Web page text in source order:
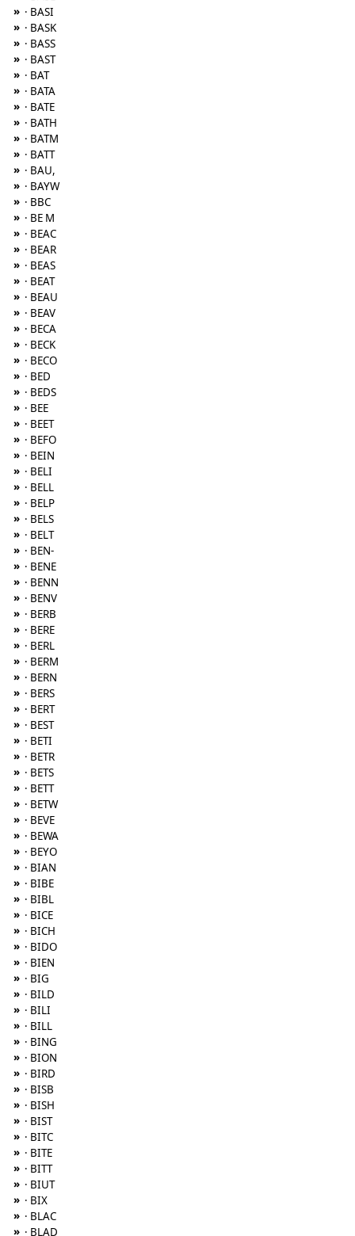
» · BASI
» · BASK
» · BASS
» · BAST
» · BAT
» · BATA
» · BATE
» · BATH
» · BATM
» · BATT
» · BAU,
» · BAYW
» · BBC
» · BE M
» · BEAC
» · BEAR
» · BEAS
» · BEAT
» · BEAU
» · BEAV
» · BECA
» · BECK
» · BECO
» · BED
» · BEDS
» · BEE
» · BEET
» · BEFO
» · BEIN
» · BELI
» · BELL
» · BELP
» · BELS
» · BELT
» · BEN-
» · BENE
» · BENN
» · BENV
» · BERB
» · BERE
» · BERL
» · BERM
» · BERN
» · BERS
» · BERT
» · BEST
» · BETI
» · BETR
» · BETS
» · BETT
» · BETW
» · BEVE
» · BEWA
» · BEYO
» · BIAN
» · BIBE
» · BIBL
» · BICE
» · BICH
» · BIDO
» · BIEN
» · BIG
» · BILD
» · BILI
» · BILL
» · BING
» · BION
» · BIRD
» · BISB
» · BISH
» · BIST
» · BITC
» · BITE
» · BITT
» · BIUT
» · BIX
» · BLAC
» · BLAD